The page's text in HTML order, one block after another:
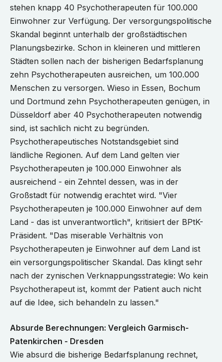
stehen knapp 40 Psychotherapeuten für 100.000
Einwohner zur Verfügung. Der versorgungspolitische
Skandal beginnt unterhalb der großstädtischen
Planungsbezirke. Schon in kleineren und mittleren
Städten sollen nach der bisherigen Bedarfsplanung
zehn Psychotherapeuten ausreichen, um 100.000
Menschen zu versorgen. Wieso in Essen, Bochum
und Dortmund zehn Psychotherapeuten genügen, in
Düsseldorf aber 40 Psychotherapeuten notwendig
sind, ist sachlich nicht zu begründen.
Psychotherapeutisches Notstandsgebiet sind
ländliche Regionen. Auf dem Land gelten vier
Psychotherapeuten je 100.000 Einwohner als
ausreichend - ein Zehntel dessen, was in der
Großstadt für notwendig erachtet wird. "Vier
Psychotherapeuten je 100.000 Einwohner auf dem
Land - das ist unverantwortlich", kritisiert der BPtK-
Präsident. "Das miserable Verhältnis von
Psychotherapeuten je Einwohner auf dem Land ist
ein versorgungspolitischer Skandal. Das klingt sehr
nach der zynischen Verknappungsstrategie: Wo kein
Psychotherapeut ist, kommt der Patient auch nicht
auf die Idee, sich behandeln zu lassen."
Absurde Berechnungen: Vergleich Garmisch-
Patenkirchen - Dresden
Wie absurd die bisherige Bedarfsplanung rechnet,